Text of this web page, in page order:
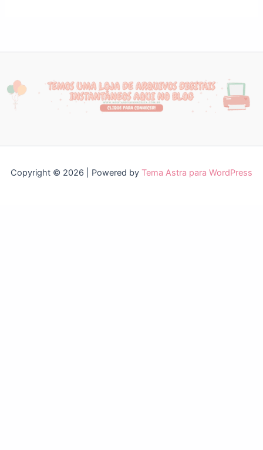
Copyright © 2026 | Powered by Tema Astra para WordPress